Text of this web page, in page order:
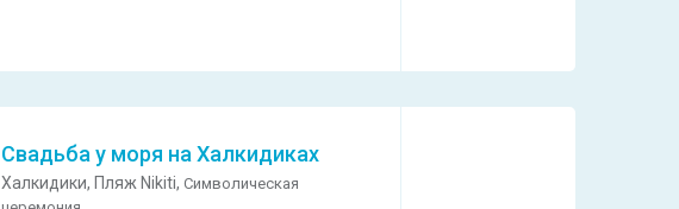
Свадьба у моря на Халкидиках
Халкидики, Пляж Nikiti,Символическая